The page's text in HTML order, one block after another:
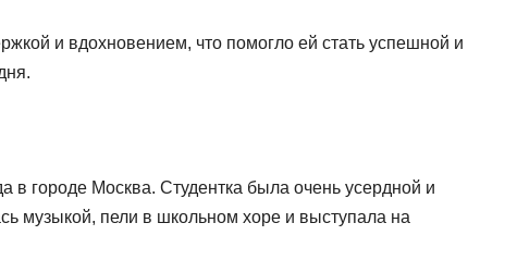
и вдохновением, что помогло ей стать успешной и
в городе Москва. Студентка была очень усердной и
музыкой, пели в школьном хоре и выступала на